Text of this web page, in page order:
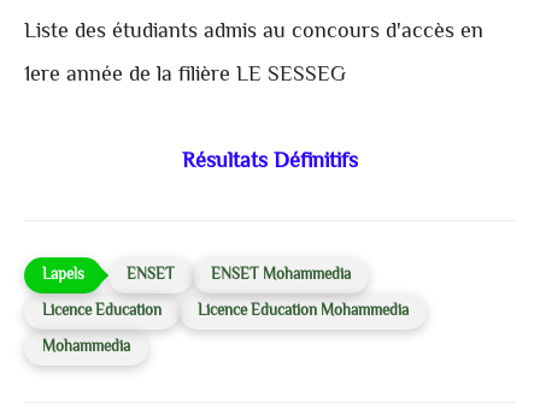
Liste des étudiants admis au concours d'accès en
1ere année de la filière LE SESSEG
Résultats Définitifs
ENSET
ENSET Mohammedia
Licence Education
Licence Education Mohammedia
Mohammedia